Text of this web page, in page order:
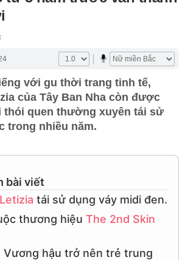
với gu thời trang tinh tế,
của Tây Ban Nha còn được
quen thường xuyên tái sử
trong nhiều năm.
bài viết
tái sử dụng váy midi đen.
thương hiệu The 2nd Skin
Vương hậu trở nên trẻ trung